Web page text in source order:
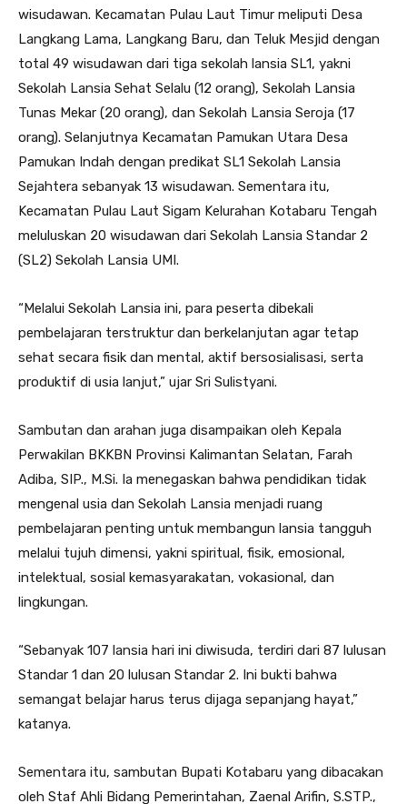
wisudawan. Kecamatan Pulau Laut Timur meliputi Desa
Langkang Lama, Langkang Baru, dan Teluk Mesjid dengan
total 49 wisudawan dari tiga sekolah lansia SL1, yakni
Sekolah Lansia Sehat Selalu (12 orang), Sekolah Lansia
Tunas Mekar (20 orang), dan Sekolah Lansia Seroja (17
orang). Selanjutnya Kecamatan Pamukan Utara Desa
Pamukan Indah dengan predikat SL1 Sekolah Lansia
Sejahtera sebanyak 13 wisudawan. Sementara itu,
Kecamatan Pulau Laut Sigam Kelurahan Kotabaru Tengah
meluluskan 20 wisudawan dari Sekolah Lansia Standar 2
(SL2) Sekolah Lansia UMI.
“Melalui Sekolah Lansia ini, para peserta dibekali
pembelajaran terstruktur dan berkelanjutan agar tetap
sehat secara fisik dan mental, aktif bersosialisasi, serta
produktif di usia lanjut,” ujar Sri Sulistyani.
Sambutan dan arahan juga disampaikan oleh Kepala
Perwakilan BKKBN Provinsi Kalimantan Selatan, Farah
Adiba, SIP., M.Si. Ia menegaskan bahwa pendidikan tidak
mengenal usia dan Sekolah Lansia menjadi ruang
pembelajaran penting untuk membangun lansia tangguh
melalui tujuh dimensi, yakni spiritual, fisik, emosional,
intelektual, sosial kemasyarakatan, vokasional, dan
lingkungan.
“Sebanyak 107 lansia hari ini diwisuda, terdiri dari 87 lulusan
Standar 1 dan 20 lulusan Standar 2. Ini bukti bahwa
semangat belajar harus terus dijaga sepanjang hayat,”
katanya.
Sementara itu, sambutan Bupati Kotabaru yang dibacakan
oleh Staf Ahli Bidang Pemerintahan, Zaenal Arifin, S.STP.,